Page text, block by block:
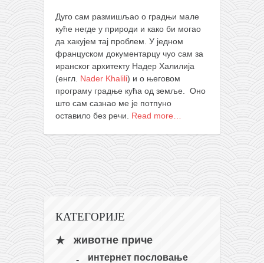
прота Воја
уместо твитера
календар српски
азбуки и књиге
Окинава карате
најновије на блогу
историја каратеа
бубиши
карате
кушанку
Дуго сам размишљао о градњи мале
куће негде у природи и како би могао
да хакујем тај проблем. У једном
француском документарцу чуо сам за
иранског архитекту Надер Халилија
(енгл. Nader Khalili) и о његовом
програму градње кућа од земље. Оно
што сам сазнао ме је потпуно
оставило без речи. Read more…
КАТЕГОРИЈЕ
животне приче
интернет пословање